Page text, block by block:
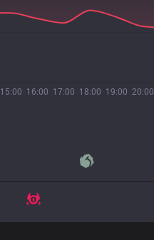
15:00 16:00 17:00 18:00 19:00 20:00